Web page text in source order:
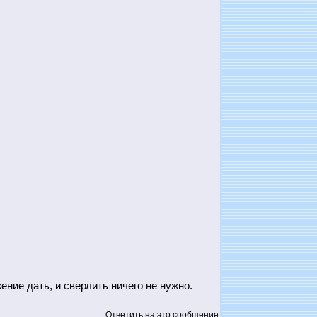
дать, и сверлить ничего не нужно.
Ответить на это сообщение